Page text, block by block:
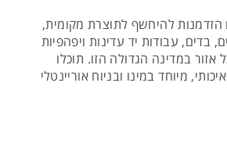
הזדמנות להיחשף לתוצרת מקומית,
בדים, עבודות יד עדינות ויפהפיות
אזור במדינה הגדולה הזו. תוכלו
מיוחד במינו ובניוח אוריינטלי